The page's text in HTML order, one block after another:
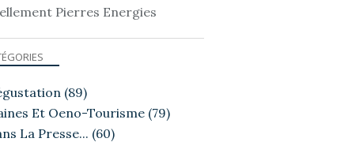
Pierres Energies
(89)
Et Oeno-Tourisme (79)
La Presse... (60)